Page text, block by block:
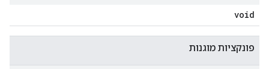
void
פונקציות מוגנות